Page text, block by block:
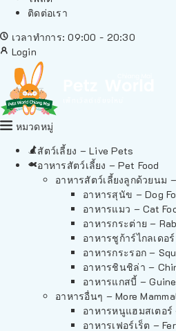
ติดต่อเรา
เวลาทำการ: 09:00 - 20:30
Login
หมวดหมู่
สัตว์เลี้ยง – Live Pets
อาหารสัตว์เลี้ยง – Pet Food
อาหารสัตว์เลี้ยงลูกด้วยนม
อาหารสุนัข – Dog
อาหารแมว – Cat
อาหารกระต่าย –
อาหารชูก้าร์ไกลเดอ
อาหารกระรอก –
อาหารชินชิล่า –
อาหารแกสบี้ –
อาหารอื่นๆ – More
อาหารหนูแฮมสเตอร์
อาหารเฟอร์เร็ต –